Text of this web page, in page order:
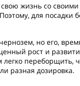
жизнь со
для посадки
но его,
рост и
переборщить,
разная дозировка.